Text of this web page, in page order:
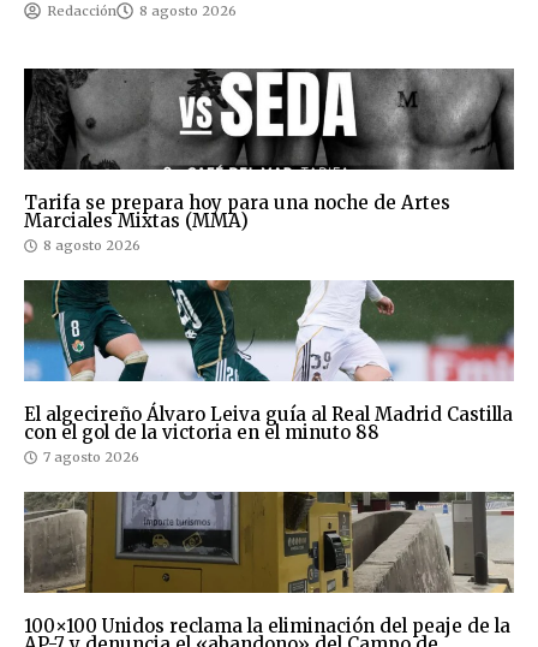
Redacción 8 agosto 2026
Tarifa se prepara hoy para una noche de Artes
Marciales Mixtas (MMA)
8 agosto 2026
El algecireño Álvaro Leiva guía al Real Madrid Castilla
con el gol de la victoria en el minuto 88
7 agosto 2026
100×100 Unidos reclama la eliminación del peaje de la